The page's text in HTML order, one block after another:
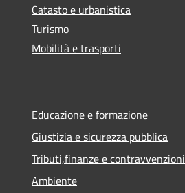
Catasto e urbanistica
Turismo
Mobilità e trasporti
Educazione e formazione
Giustizia e sicurezza pubblica
Tributi,finanze e contravvenzioni
Ambiente